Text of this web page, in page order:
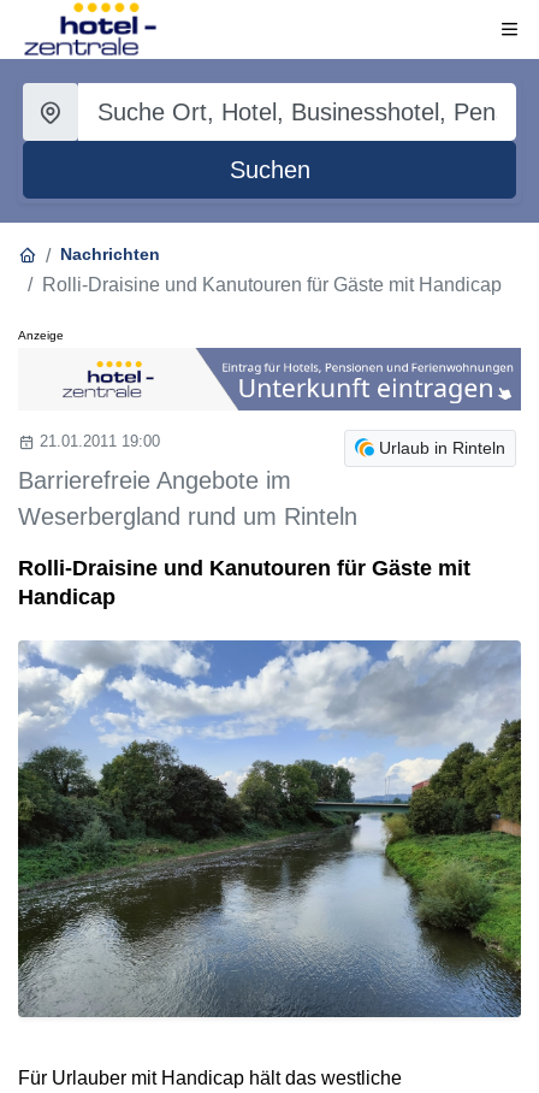
Suchen
Nachrichten
Rolli-Draisine und Kanutouren für Gäste mit Handicap
Anzeige
Urlaub in Rinteln
21.01.2011 19:00
Barrierefreie Angebote im
Weserbergland rund um Rinteln
Rolli-Draisine und Kanutouren für Gäste mit
Handicap
Für Urlauber mit Handicap hält das westliche